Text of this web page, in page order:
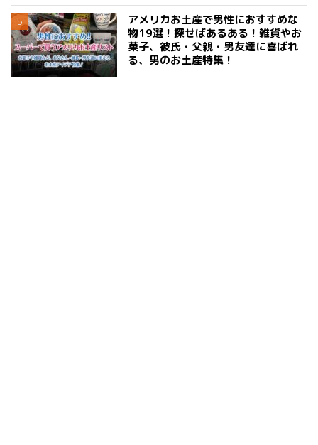
アメリカお土産で男性におすすめな
物19選！探せばあるある！雑貨やお
菓子、彼氏・父親・男友達に喜ばれ
る、男のお土産特集！